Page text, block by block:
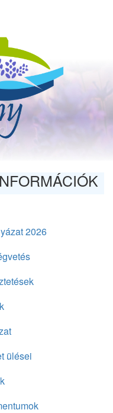
2026
ülései